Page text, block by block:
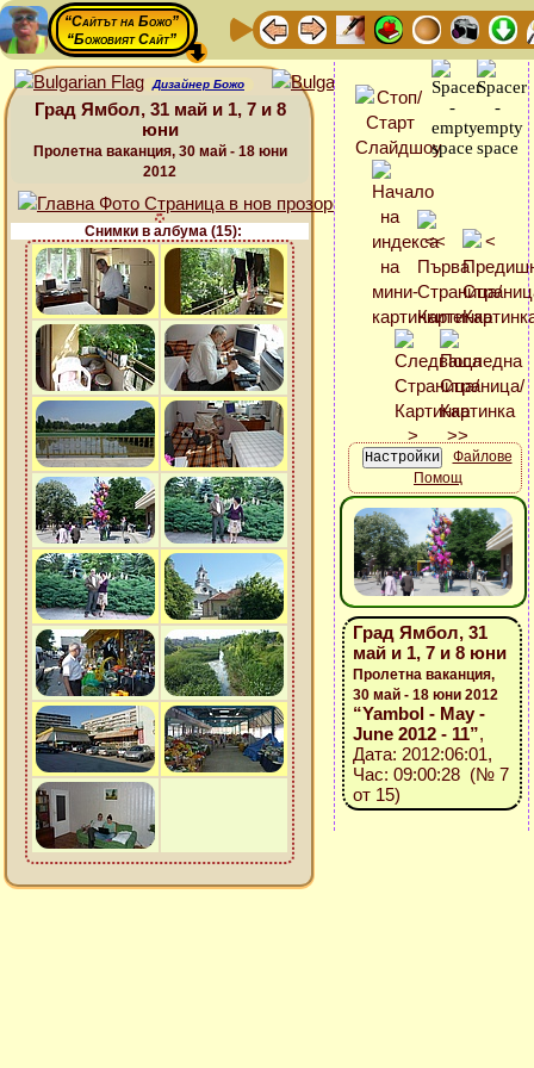
“Сайтът на Божо”
“Божовият Сайт”
Дизайнер Божо
Град Ямбол, 31 май и 1, 7 и 8
юни
Пролетна ваканция, 30 май - 18 юни
2012
Снимки в албума (15):
Файлове
Помощ
Град Ямбол, 31
май и 1, 7 и 8 юни
Пролетна ваканция,
30 май - 18 юни 2012
“Yambol - May -
June 2012 - 11”,
Дата: 2012:06:01,
Час: 09:00:28 (№ 7
от 15)